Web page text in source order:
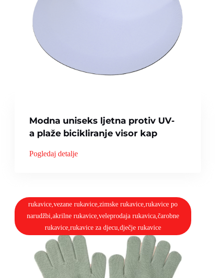
Modna uniseks ljetna protiv UV-
a plaže bicikliranje visor kap
Pogledaj detalje
rukavice,vezane rukavice,zimske rukavice,rukavice po
narudžbi,akrilne rukavice,veleprodaja rukavica,čarobne
rukavice,rukavice za djecu,dječje rukavice